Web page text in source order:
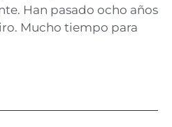
Han pasado ocho años
Mucho tiempo para